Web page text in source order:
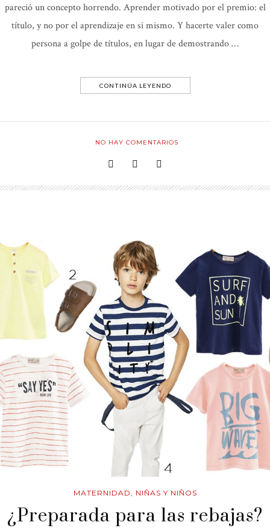
pareció un concepto horrendo. Aprender motivado por el premio: el
título, y no por el aprendizaje en si mismo. Y hacerte valer como
persona a golpe de títulos, en lugar de demostrando …
CONTINÚA LEYENDO
NO HAY COMENTARIOS
MATERNIDAD NIÑAS Y NIÑOS
¿Preparada para las rebajas?